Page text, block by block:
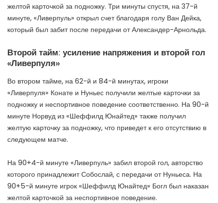
желтой карточкой за подножку. Три минуты спустя, на 37-й
минуте, «Ливерпуль» открыл счет благодаря голу Ван Дейка,
который был забит после передачи от Александер-Арнольда.
Второй тайм: усиление напряжения и второй гол
«Ливерпуля»
Во втором тайме, на 62-й и 84-й минутах, игроки
«Ливерпуля» Конате и Нуньес получили желтые карточки за
подножку и неспортивное поведение соответственно. На 90-й
минуте Норвуд из «Шеффилд Юнайтед» также получил
желтую карточку за подножку, что приведет к его отсутствию в
следующем матче.
На 90+4-й минуте «Ливерпуль» забил второй гол, авторство
которого принадлежит Собослай, с передачи от Нуньеса. На
90+5-й минуте игрок «Шеффилд Юнайтед» Богл был наказан
желтой карточкой за неспортивное поведение.